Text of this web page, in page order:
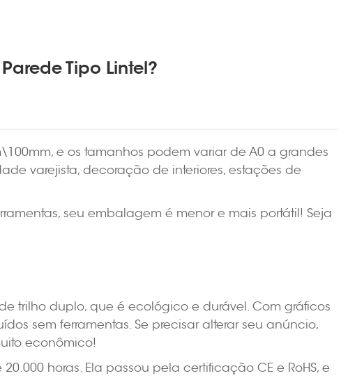
Tipo Lintel?
e os tamanhos podem variar de A0 a grandes
varejista, decoração de interiores, estações de
seu embalagem é menor e mais portátil! Seja
trilho duplo, que é ecológico e durável. Com gráficos
sem ferramentas. Se precisar alterar seu anúncio,
econômico!
horas. Ela passou pela certificação CE e RoHS, e